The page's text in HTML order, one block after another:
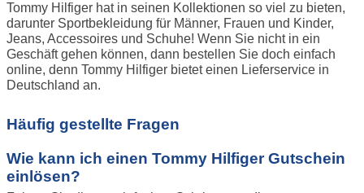
Tommy Hilfiger hat in seinen Kollektionen so viel zu bieten,
darunter Sportbekleidung für Männer, Frauen und Kinder,
Jeans, Accessoires und Schuhe! Wenn Sie nicht in ein
Geschäft gehen können, dann bestellen Sie doch einfach
online, denn Tommy Hilfiger bietet einen Lieferservice in
Deutschland an.
Häufig gestellte Fragen
Wie kann ich einen Tommy Hilfiger Gutschein
einlösen?